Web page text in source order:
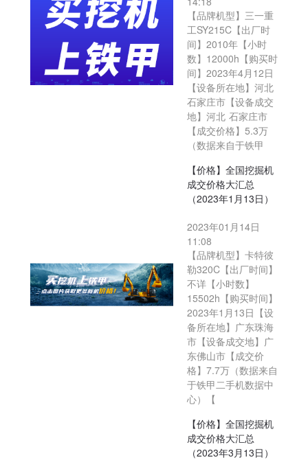
【品牌机型】三一重
工SY215C【出厂时
间】2010年【小时
数】12000h【购买时
间】2023年4月12日
【设备所在地】河北
石家庄市【设备成交
地】河北 石家庄市
【成交价格】5.3万
（数据来自于铁甲
【价格】全国挖掘机
成交价格大汇总
（2023年1月13日）
2023年01月14日
11:08
【品牌机型】卡特彼
勒320C【出厂时间】
不详【小时数】
15502h【购买时间】
2023年1月13日【设
备所在地】广东珠海
市【设备成交地】广
东佛山市【成交价
格】7.7万（数据来自
于铁甲二手机数据中
心）【
【价格】全国挖掘机
成交价格大汇总
（2023年3月13日）